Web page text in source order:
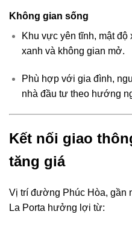
Không gian sống
Khu vực yên tĩnh, mật
xanh và không gian mở.
Phù hợp với gia đình,
nhà đầu tư theo hướng
Kết nối giao
tăng giá
Vị trí đường Phúc Hòa, gần
La Porta hưởng lợi từ: